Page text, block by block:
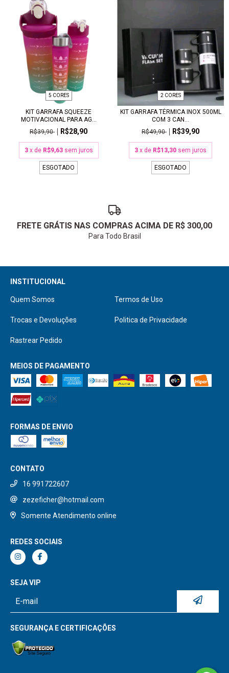
5 CORES
KIT GARRAFA SQUEEZE
MOTIVACIONAL PARA AG...
R$39,90
R$28,90
3 x de R$9,63 sem juros
ESGOTADO
2 CORES
KIT GARRAFA TÉRMICA INOX 500ML
COM 3 CAN...
R$49,90
R$39,90
3 x de R$13,30 sem juros
ESGOTADO
FRETE GRÁTIS NAS COMPRAS ACIMA DE R$ 300,00
Para Todo Brasil
Quem Somos Termos de Uso
Trocas e Devoluções Politica de Privacidade
Rastrear Pedido
MEIOS DE PAGAMENTO
FORMAS DE ENVIO
CONTATO
16 991722607
zezeficher@hotmail.com
Somente Atendimento online
REDES SOCIAIS
SEJA VIP
SEGURANÇA E CERTIFICAÇÕES